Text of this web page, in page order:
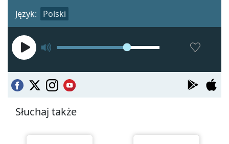
Język: Polski
Słuchaj także